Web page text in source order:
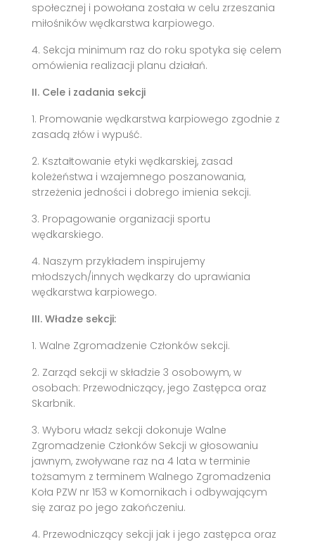
społecznej i powołana została w celu zrzeszania
miłośników wędkarstwa karpiowego.
4. Sekcja minimum raz do roku spotyka się celem
omówienia realizacji planu działań.
II. Cele i zadania sekcji
1. Promowanie wędkarstwa karpiowego zgodnie z
zasadą złów i wypuść.
2. Kształtowanie etyki wędkarskiej, zasad
koleżeństwa i wzajemnego poszanowania,
strzeżenia jedności i dobrego imienia sekcji.
3. Propagowanie organizacji sportu
wędkarskiego.
4. Naszym przykładem inspirujemy
młodszych/innych wędkarzy do uprawiania
wędkarstwa karpiowego.
III. Władze sekcji:
1. Walne Zgromadzenie Członków sekcji.
2. Zarząd sekcji w składzie 3 osobowym, w
osobach: Przewodniczący, jego Zastępca oraz
Skarbnik.
3. Wyboru władz sekcji dokonuje Walne
Zgromadzenie Członków Sekcji w głosowaniu
jawnym, zwoływane raz na 4 lata w terminie
tożsamym z terminem Walnego Zgromadzenia
Koła PZW nr 153 w Komornikach i odbywającym
się zaraz po jego zakończeniu.
4. Przewodniczący sekcji jak i jego zastępca oraz